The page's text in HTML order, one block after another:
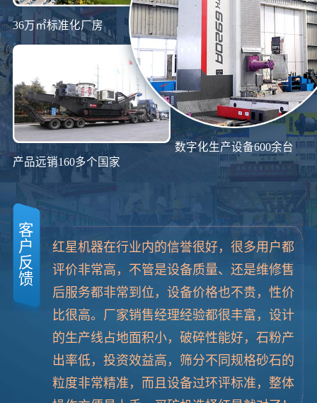
36万㎡标准化厂房
产品远销160多个国家
数字化生产设备600余台
客
户
反
馈
红星机器在行业内的信誉很好，很多用户都
评价非常高，不管是设备质量、还是维修售
后服务都非常到位，设备价格也不贵，性价
比很高。厂家销售经理经验都很丰富，设计
的生产线占地面积小，破碎性能好，石粉产
出率低，投资效益高，筛分不同规格砂石的
粒度非常精准，而且设备过环评标准，整体